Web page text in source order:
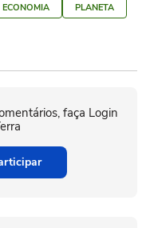
ECONOMIA PLANETA
faça Login